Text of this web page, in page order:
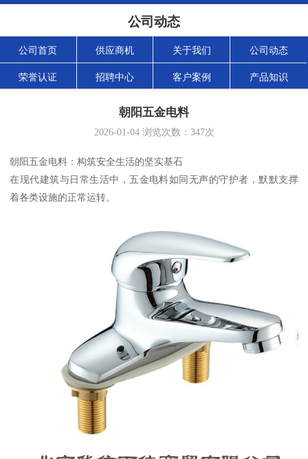
公司动态
公司首页 供应商机 关于我们 公司动态
荣誉认证 招聘中心 客户案例 产品知识
朝阳五金电料
2026-01-04浏览次数： 347次
朝阳五金电料：构筑安全生活的坚实基石
在现代建筑与日常生活中，五金电料如同无声的守护者，默默支撑
着各类设施的正常运转。